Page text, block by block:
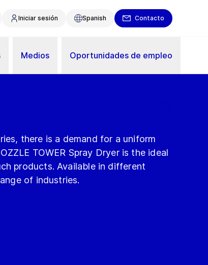
Iniciar sesión Spanish Contacto
Medios Oportunidades de empleo
there is a demand for a uniform
TOWER Spray Dryer is the ideal
products. Available in different
of industries.